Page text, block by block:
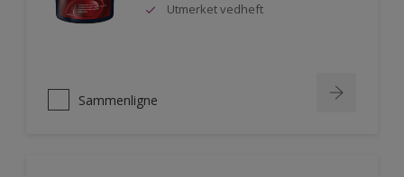
Utmerket vedheft
Sammenligne